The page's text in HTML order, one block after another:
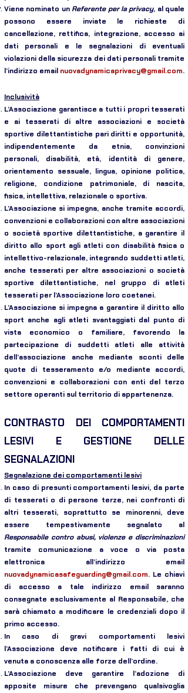
Viene nominato unReferente per la privacy, al quale
possono essere inviate le richieste di
cancellazione, rettifica, integrazione, accesso ai
dati personali e le segnalazioni di eventuali
violazioni della sicurezza dei dati personali tramite
l’indirizzo email nuovadynamicaprivacy@gmail.com.
Inclusività
L’Associazione garantisce a tutti i propri tesserati
e ai tesserati di altre associazioni e società
sportive dilettantistiche pari diritti e opportunità,
indipendentemente da etnia, convinzioni
personali, disabilità, età, identità di genere,
orientamento sessuale, lingua, opinione politica,
religione, condizione patrimoniale, di nascita,
fisica, intellettiva, relazionale o sportiva.
L’Associazione si impegna, anche tramite accordi,
convenzioni e collaborazioni con altre associazioni
o società sportive dilettantistiche, a garantire il
diritto allo sport agli atleti con disabilità fisica o
intellettivo-relazionale, integrando suddetti atleti,
anche tesserati per altre associazioni o società
sportive dilettantistiche, nel gruppo di atleti
tesserati per l’Associazione loro coetanei.
L’Associazione si impegna a garantire il diritto allo
sport anche agli atleti svantaggiati dal punto di
vista economico o familiare, favorendo la
partecipazione di suddetti atleti alle attività
dell’associazione anche mediante sconti delle
quote di tesseramento e/o mediante accordi,
convenzioni e collaborazioni con enti del terzo
settore operanti sul territorio di appartenenza.
CONTRASTO DEI COMPORTAMENTI
LESIVI E GESTIONE DELLE
SEGNALAZIONI
Segnalazione dei comportamenti lesivi
In caso di presunti comportamenti lesivi, da parte
di tesserati o di persone terze, nei confronti di
altri tesserati, soprattutto se minorenni, deve
essere tempestivamente segnalato al
Responsabile contro abusi, violenze e discriminazioni
tramite comunicazione a voce o via posta
elettronica all’indirizzo email
nuovadynamicasafeguarding@gmail.com. Le chiavi
di accesso a tale indirizzo email saranno
consegnate esclusivamente al Responsabile, che
sarà chiamato a modificare le credenziali dopo il
primo accesso.
In caso di gravi comportamenti lesivi
l’Associazione deve notificare i fatti di cui è
venuta a conoscenza alle forze dell’ordine.
L’Associazione deve garantire l’adozione di
apposite misure che prevengano qualsivoglia